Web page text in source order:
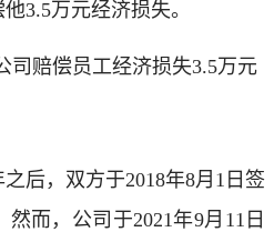
3.5万元经济损失。
后，双方于2018年8月1日签
然而，公司于2021年9月11日